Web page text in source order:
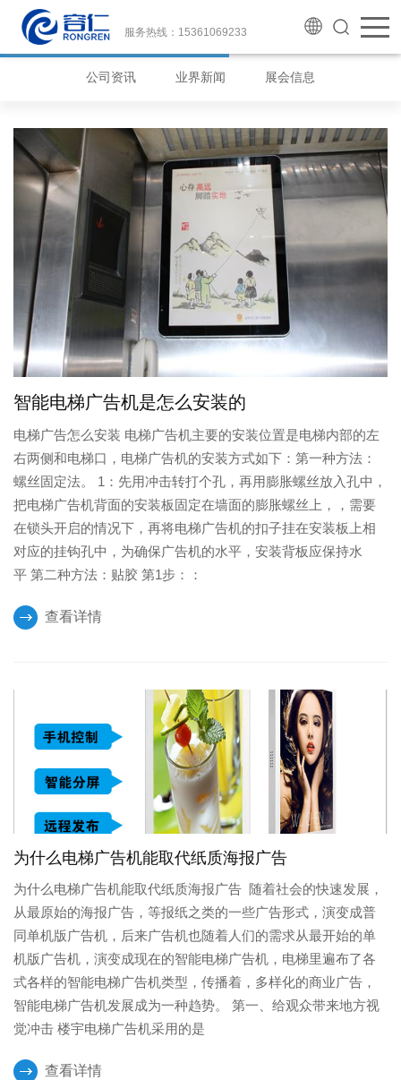
服务热线：15361069233
公司资讯 业界新闻 展会信息
智能电梯广告机是怎么安装的
电梯广告怎么安装 电梯广告机主要的安装位置是电梯内部的左
右两侧和电梯口，电梯广告机的安装方式如下：第一种方法：
螺丝固定法。 1：先用冲击转打个孔，再用膨胀螺丝放入孔中，
把电梯广告机背面的安装板固定在墙面的膨胀螺丝上，，需要
在锁头开启的情况下，再将电梯广告机的扣子挂在安装板上相
对应的挂钩孔中，为确保广告机的水平，安装背板应保持水
平 第二种方法：贴胶 第1步：：
查看详情
为什么电梯广告机能取代纸质海报广告
为什么电梯广告机能取代纸质海报广告 随着社会的快速发展，
从最原始的海报广告，等报纸之类的一些广告形式，演变成普
同单机版广告机，后来广告机也随着人们的需求从最开始的单
机版广告机，演变成现在的智能电梯广告机，电梯里遍布了各
式各样的智能电梯广告机类型，传播着，多样化的商业广告，
智能电梯广告机发展成为一种趋势。 第一、给观众带来地方视
觉冲击 楼宇电梯广告机采用的是
查看详情